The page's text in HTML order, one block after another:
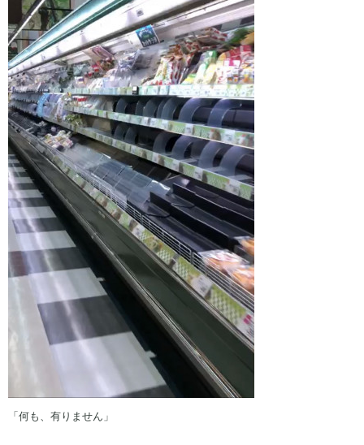
「何も、有りません」